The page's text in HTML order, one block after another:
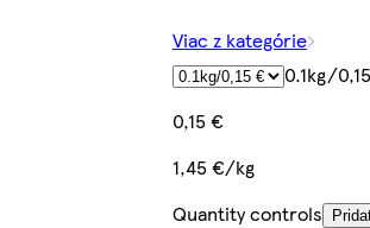
Viac z kategórie
0.1kg/
0,15 €
1,45 €/kg
Quantity controls